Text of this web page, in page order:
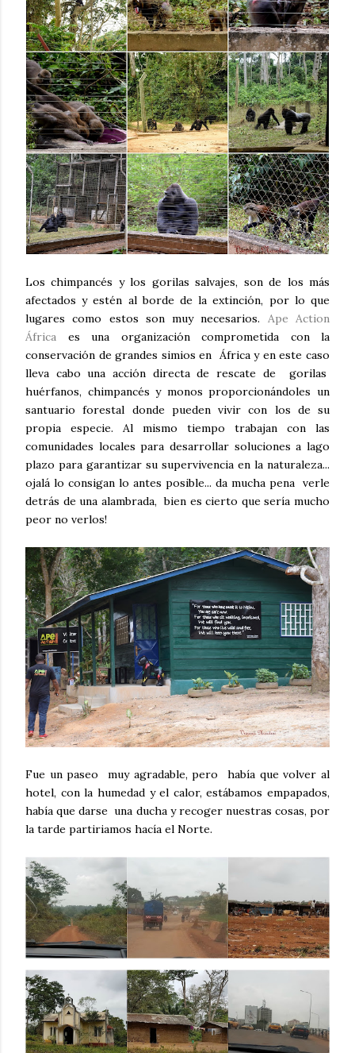
Los chimpancés y los gorilas salvajes, son de los más
afectados y estén al borde de la extinción, por lo que
lugares como estos son muy necesarios. Ape Action
África es una organización comprometida con la
conservación de grandes simios en África y en este caso
lleva cabo una acción directa de rescate de gorilas
huérfanos, chimpancés y monos proporcionándoles un
santuario forestal donde pueden vivir con los de su
propia especie. Al mismo tiempo trabajan con las
comunidades locales para desarrollar soluciones a lago
plazo para garantizar su supervivencia en la naturaleza...
ojalá lo consigan lo antes posible... da mucha pena verle
detrás de una alambrada, bien es cierto que sería mucho
peor no verlos!
Fue un paseo muy agradable, pero había que volver al
hotel, con la humedad y el calor, estábamos empapados,
había que darse una ducha y recoger nuestras cosas, por
la tarde partiriamos hacía el Norte.